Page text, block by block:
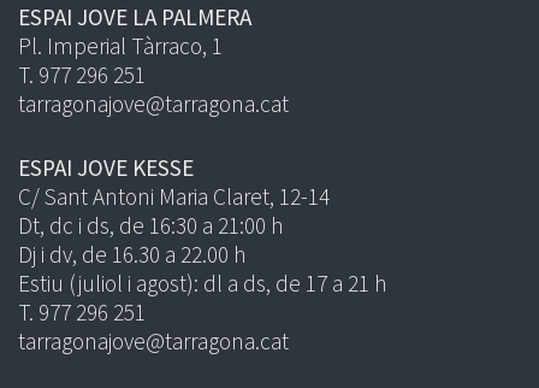
ESPAI JOVE LA PALMERA
Pl. Imperial Tàrraco, 1
T. 977 296 251
tarragonajove@tarragona.cat
ESPAI JOVE KESSE
C/ Sant Antoni Maria Claret, 12-14
Dt, dc i ds, de 16:30 a 21:00 h
Dj i dv, de 16.30 a 22.00 h
Estiu (juliol i agost): dl a ds, de 17 a 21 h
T. 977 296 251
tarragonajove@tarragona.cat